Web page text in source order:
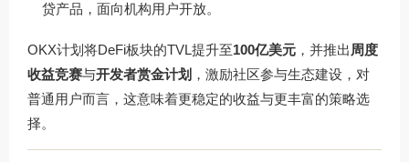
贷产品，面向机构用户开放。
OKX计划将DeFi板块的TVL提升至100亿美元 ，并推出 周度
收益竞赛与开发者赏金计划 ，激励社区参与生态建设，对
普通用户而言，这意味着更稳定的收益与更丰富的策略选
择。